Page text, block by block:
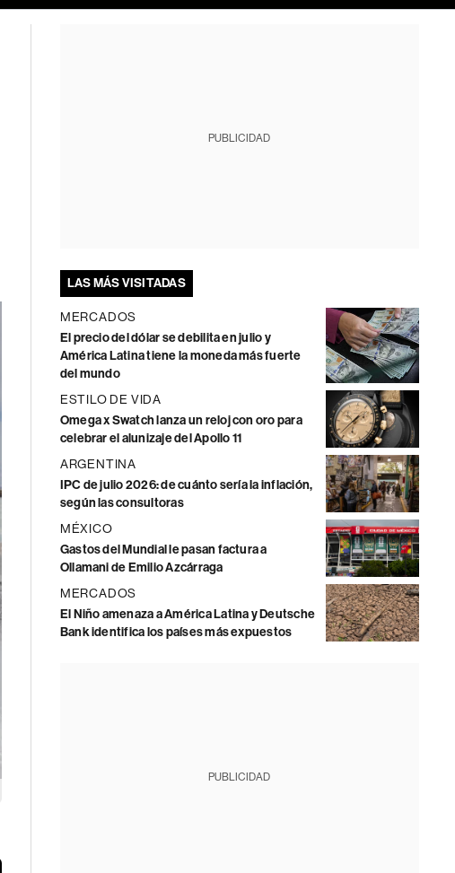
PUBLICIDAD
LAS MÁS VISITADAS
MERCADOS
El precio del dólar se debilita en julio y
América Latina tiene la moneda más fuerte
del mundo
ESTILO DE VIDA
Omega x Swatch lanza un reloj con oro para
celebrar el alunizaje del Apollo 11
ARGENTINA
IPC de julio 2026: de cuánto sería la inflación,
según las consultoras
MÉXICO
Gastos del Mundial le pasan factura a
Ollamani de Emilio Azcárraga
MERCADOS
El Niño amenaza a América Latina y Deutsche
Bank identifica los países más expuestos
PUBLICIDAD